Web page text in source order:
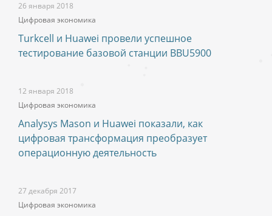
26 января 2018
Цифровая экономика
Turkcell и Huawei провели успешное
тестирование базовой станции BBU5900
12 января 2018
Цифровая экономика
Analysys Mason и Huawei показали, как
цифровая трансформация преобразует
операционную деятельность
27 декабря 2017
Цифровая экономика